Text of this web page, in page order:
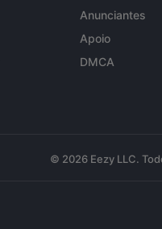
Anunciantes
Apoio
DMCA
© 2026 Eezy LLC.